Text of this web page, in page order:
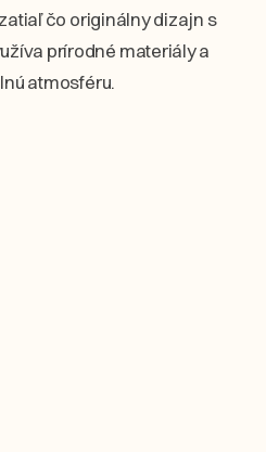
čo originálny dizajn s
prírodné materiály a
atmosféru.